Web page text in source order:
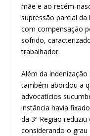
mãe e ao recém-
supressão parcial da
com compensação
sofrido,
trabalhador.
Além da
também abordou a
advocatícios
instância havia
da 3ª Região
considerando o